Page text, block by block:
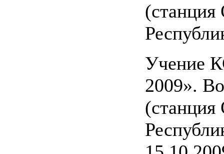
Учение
2009».